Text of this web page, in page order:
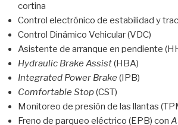
cortina
Control electrónico de estabilidad y
Control Dinámico Vehicular (VDC)
Asistente de arranque en pendiente
Hydraulic Brake Assist(HBA)
Integrated Power Brake (IPB)
Comfortable Stop(CST)
Monitoreo de presión de las llantas
Freno de parqueo eléctrico (EPB) con